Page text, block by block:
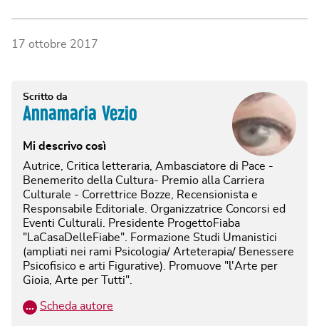
17 ottobre 2017
Scritto da
Annamaria Vezio
Mi descrivo così
Autrice, Critica letteraria, Ambasciatore di Pace -
Benemerito della Cultura- Premio alla Carriera
Culturale - Correttrice Bozze, Recensionista e
Responsabile Editoriale. Organizzatrice Concorsi ed
Eventi Culturali. Presidente ProgettoFiaba
"LaCasaDelleFiabe". Formazione Studi Umanistici
(ampliati nei rami Psicologia/ Arteterapia/ Benessere
Psicofisico e arti Figurative). Promuove "l'Arte per
Gioia, Arte per Tutti".
… Scheda autore